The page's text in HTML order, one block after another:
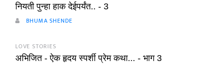
नियती पुन्हा हाक देईपर्यंत.. - 3
BHUMA SHENDE
LOVE STORIES
अभिजित - ऐक हृदय स्पर्शी प्रेम कथा... - भाग 3